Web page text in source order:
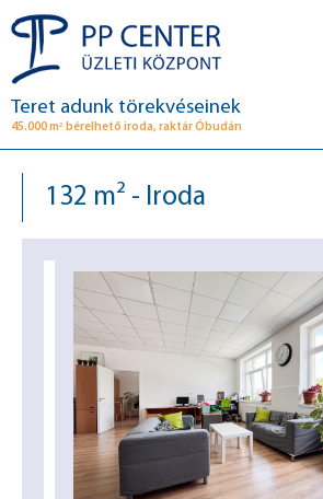
Teret adunk törekvéseinek
45.000 m2 bérelhető iroda, raktár Óbudán
132 m² - Iroda